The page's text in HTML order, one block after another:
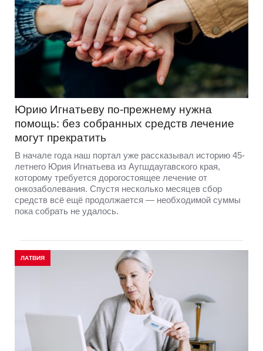
Юрию Игнатьеву по-прежнему нужна
помощь: без собранных средств лечение
могут прекратить
В начале года наш портал уже рассказывал историю 45-
летнего Юрия Игнатьева из Аугшдаугавского края,
которому требуется дорогостоящее лечение от
онкозаболевания. Спустя несколько месяцев сбор
средств всё ещё продолжается — необходимой суммы
пока собрать не удалось.
ЛАТВИЯ